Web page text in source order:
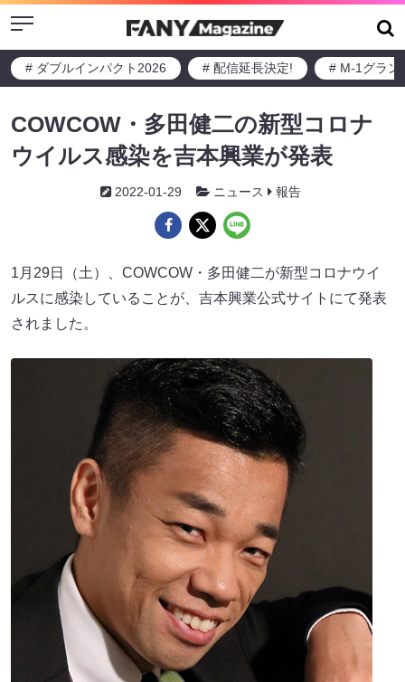
Menu
# ダブルインパクト2026 # 配信延長決定! # M-1グラン
COWCOW・多田健二の新型コロナ
ウイルス感染を吉本興業が発表
2022-01-29 ニュース 報告
1月29日（土）、COWCOW・多田健二が新型コロナウイ
ルスに感染していることが、吉本興業公式サイトにて発表
されました。